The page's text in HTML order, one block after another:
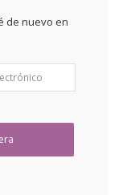
de nuevo en